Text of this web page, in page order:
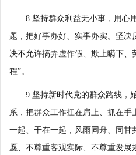
8.坚持群众利益无小事，用心用
题，把好事办好、实事办实。坚决
决不允许搞弄虚作假、欺上瞒下、
程”。
9.坚持新时代党的群众路线，
系，把群众工作扛在肩上、抓在
一起、干在一起，风雨同舟、同甘
愿、不尊重客观实际、不尊重发展